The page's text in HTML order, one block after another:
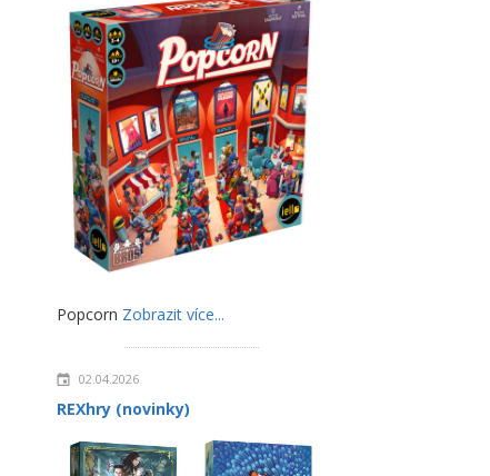
Popcorn Zobrazit více...
02.04.2026
REXhry (novinky)